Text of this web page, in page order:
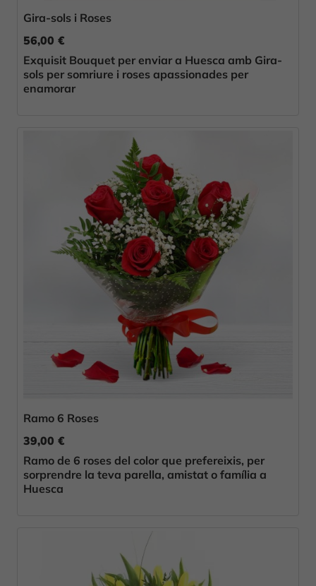
Gira-sols i Roses
56,00 €
Exquisit Bouquet per enviar a Huesca amb Gira-
sols per somriure i roses apassionades per
enamorar
Ramo 6 Roses
39,00 €
Ramo de 6 roses del color que prefereixis, per
sorprendre la teva parella, amistat o família a
Huesca